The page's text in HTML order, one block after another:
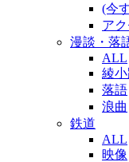
(今
ア
漫談・落
ALL
綾
落語
浪曲
鉄道
ALL
映像